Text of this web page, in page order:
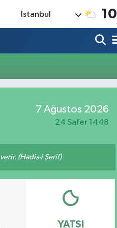
İstanbul 10
7 Ağustos 2026
24 Safer 1448
(Hadis-i Şerif)
YATSI